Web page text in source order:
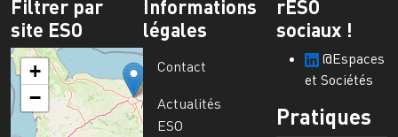
Filtrer par
site ESO
+
−
Informations
légales
Contact
Actualités
ESO
rESO
sociaux !
@Espaces
et Sociétés
Pratiques